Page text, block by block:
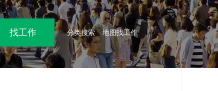
分类搜索 地图找工作